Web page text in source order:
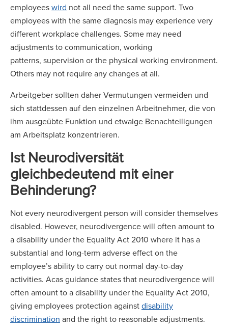
employeeswird not all need the same support. Two
employees with the same diagnosis may experience very
different workplace challenges. Some may need
adjustments to communication, working
patterns, supervision or the physical working environment.
Others may not require any changes at all.
Arbeitgeber sollten daher Vermutungen vermeiden und
sich stattdessen auf den einzelnen Arbeitnehmer, die von
ihm ausgeübte Funktion und etwaige Benachteiligungen
am Arbeitsplatz konzentrieren.
Ist Neurodiversität
gleichbedeutend mit einer
Behinderung?
Not every neurodivergent person will consider themselves
disabled. However, neurodivergence will often amount to
a disability under the Equality Act 2010 where it has a
substantial and long-term adverse effect on the
employee’s ability to carry out normal day-to-day
activities. Acas guidance states that neurodivergence will
often amount to a disability under the Equality Act 2010,
giving employees protection againstdisability
discrimination and the right to reasonable adjustments.